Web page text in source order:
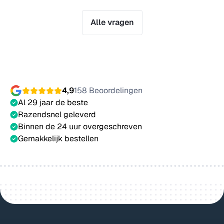
Alle vragen
4,9158 Beoordelingen
Al 29 jaar de beste
Razendsnel geleverd
Binnen de 24 uur overgeschreven
Gemakkelijk bestellen